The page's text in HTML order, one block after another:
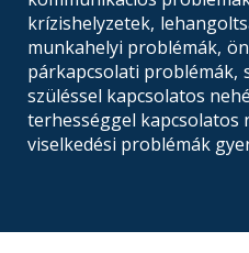
krízishelyzetek,
munkahelyi problémák,
párkapcsolati problémák,
szüléssel kapcsolatos
terhességgel kapcsolatos
viselkedési problémák